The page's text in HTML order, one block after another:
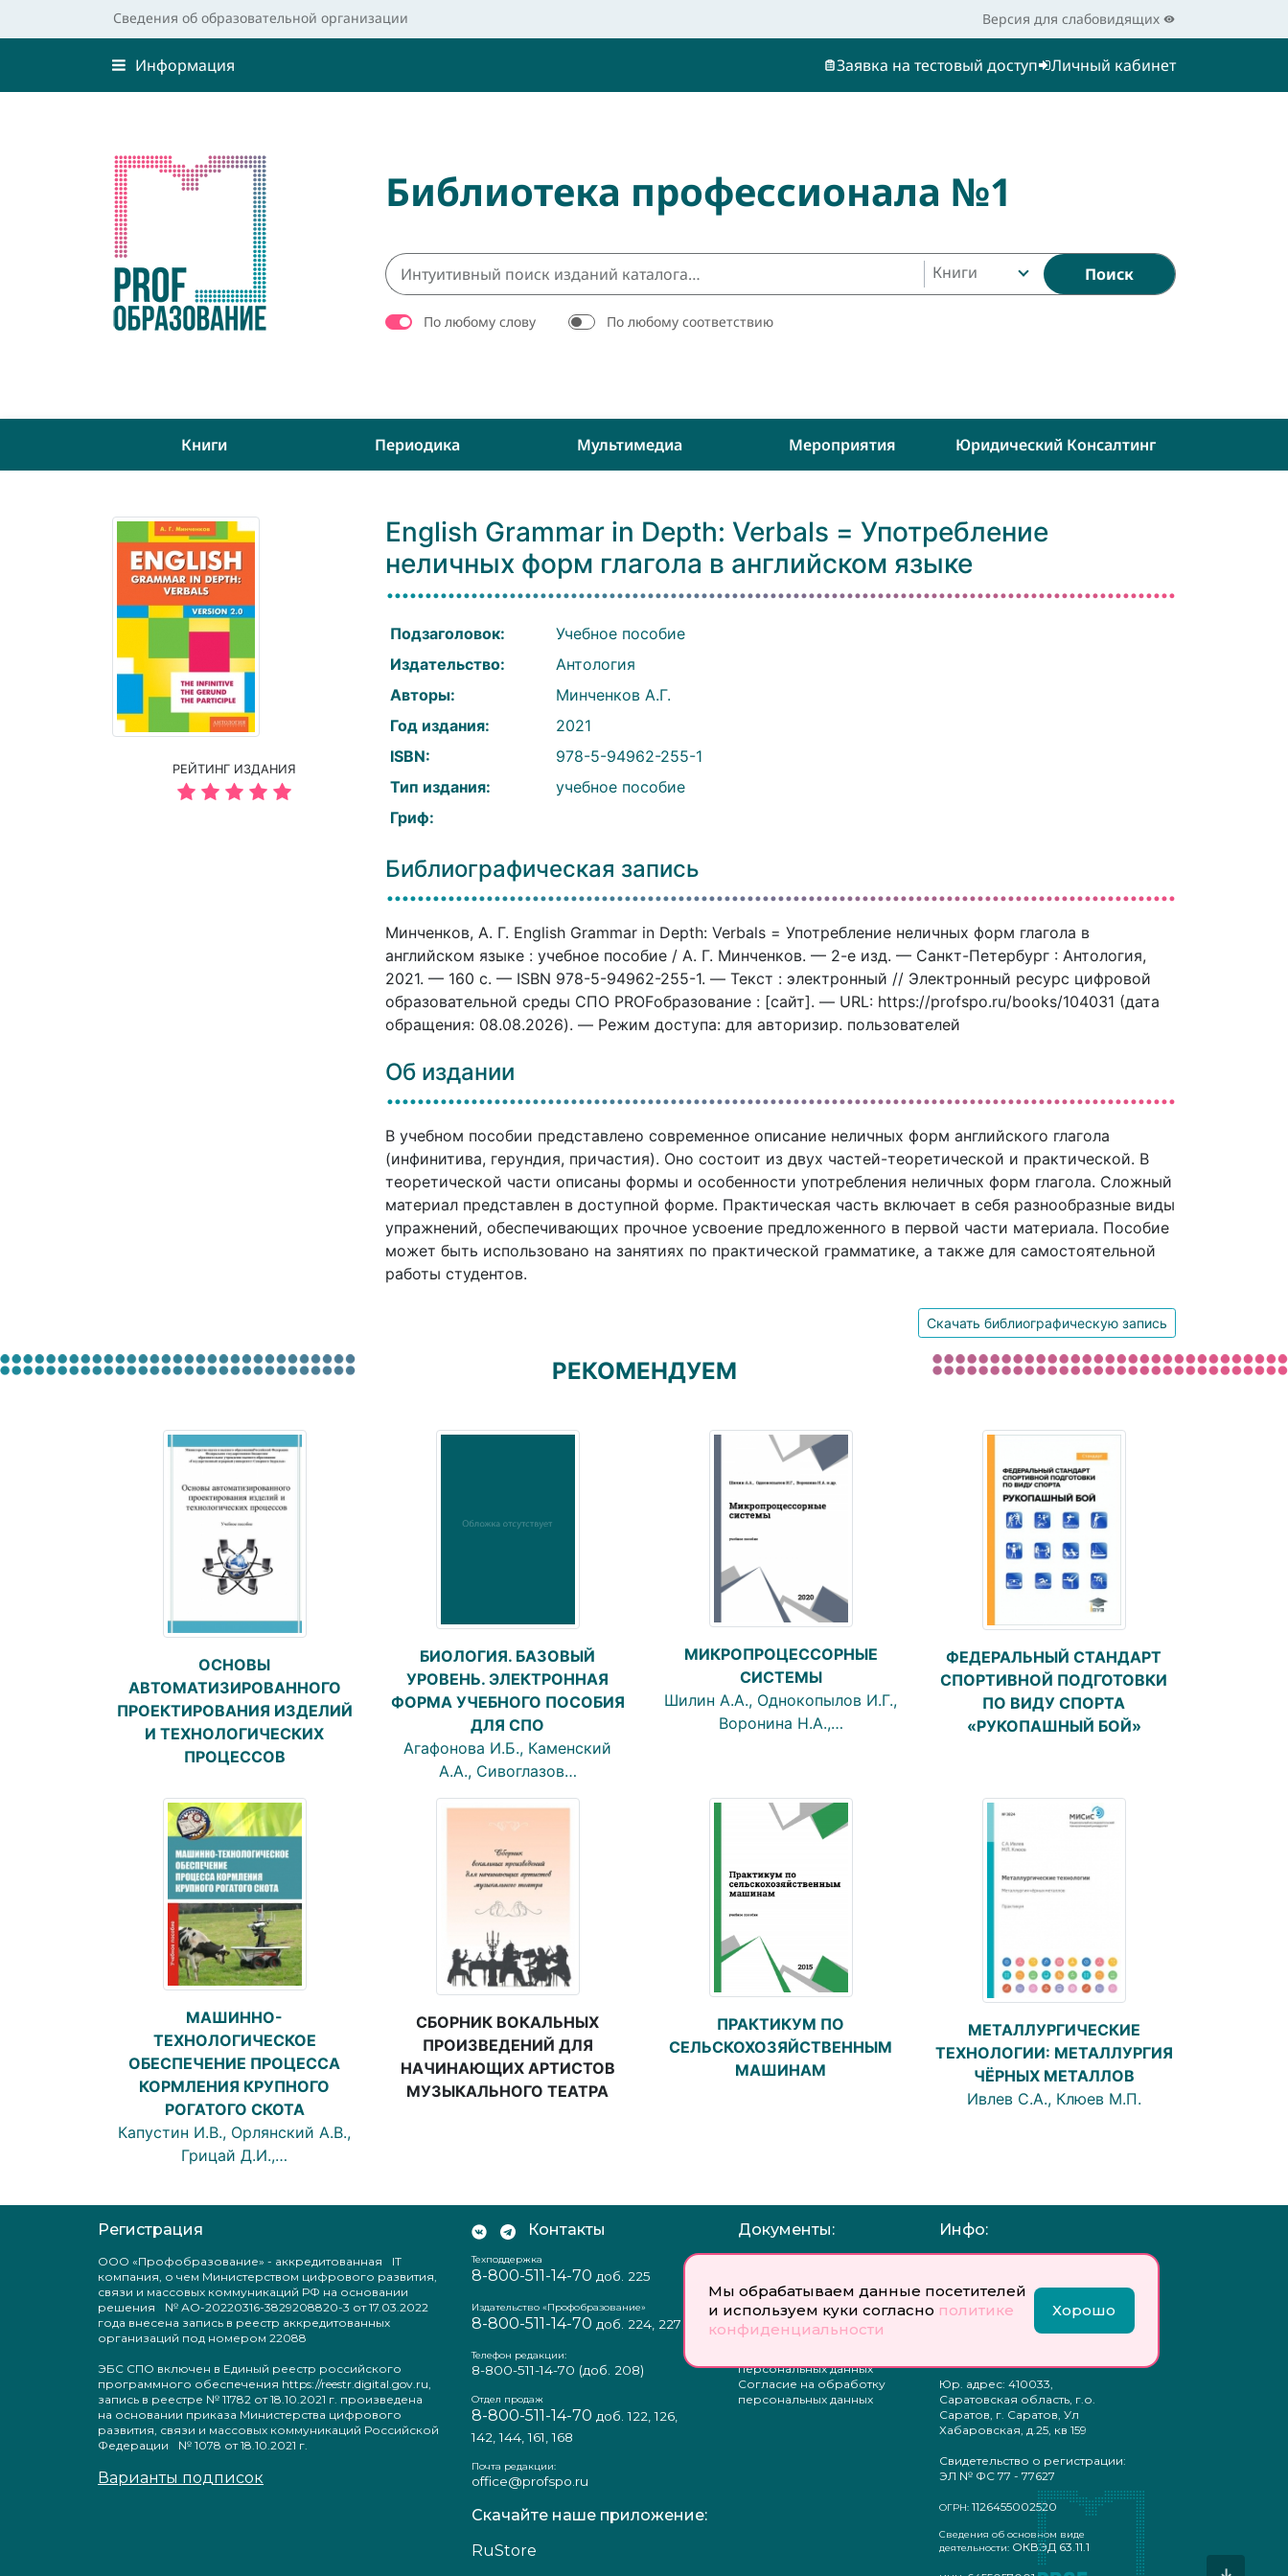
Мы обрабатываем данные посетителей
и используем куки согласно политике
конфиденциальности
Хорошо
Сведения об образовательной организации Версия для слабовидящих
Информация Заявка на тестовый доступ Личный кабинет
Библиотека профессионала №1
Книги Поиск
По любому слову По любому соответствию
Книги Периодика Мультимедиа Мероприятия Юридический Консалтинг
РЕЙТИНГ ИЗДАНИЯ
English Grammar in Depth: Verbals = Употребление
неличных форм глагола в английском языке
Подзаголовок:
Учебное пособие
Издательство:
Антология
Авторы:
Минченков А.Г.
Год издания:
2021
ISBN:
978-5-94962-255-1
Тип издания:
учебное пособие
Гриф:
Библиографическая запись
Минченков, А. Г. English Grammar in Depth: Verbals = Употребление неличных форм глагола в
английском языке : учебное пособие / А. Г. Минченков. — 2-е изд. — Санкт-Петербург : Антология,
2021. — 160 c. — ISBN 978-5-94962-255-1. — Текст : электронный // Электронный ресурс цифровой
образовательной среды СПО PROFобразование : [сайт]. — URL: https://profspo.ru/books/104031 (дата
обращения: 08.08.2026). — Режим доступа: для авторизир. пользователей
Об издании
В учебном пособии представлено современное описание неличных форм английского глагола
(инфинитива, герундия, причастия). Оно состоит из двух частей-теоретической и практической. В
теоретической части описаны формы и особенности употребления неличных форм глагола. Сложный
материал представлен в доступной форме. Практическая часть включает в себя разнообразные виды
упражнений, обеспечивающих прочное усвоение предложенного в первой части материала. Пособие
может быть использовано на занятиях по практической грамматике, а также для самостоятельной
работы студентов.
Скачать библиографическую запись
РЕКОМЕНДУЕМ
ОСНОВЫ
АВТОМАТИЗИРОВАННОГО
ПРОЕКТИРОВАНИЯ ИЗДЕЛИЙ
И ТЕХНОЛОГИЧЕСКИХ
ПРОЦЕССОВ
БИОЛОГИЯ. БАЗОВЫЙ
УРОВЕНЬ. ЭЛЕКТРОННАЯ
ФОРМА УЧЕБНОГО ПОСОБИЯ
ДЛЯ СПО
Агафонова И.Б., Каменский
А.А., Сивоглазов…
МИКРОПРОЦЕССОРНЫЕ
СИСТЕМЫ
Шилин А.А., Однокопылов И.Г.,
Воронина Н.А.,…
ФЕДЕРАЛЬНЫЙ СТАНДАРТ
СПОРТИВНОЙ ПОДГОТОВКИ
ПО ВИДУ СПОРТА
«РУКОПАШНЫЙ БОЙ»
МАШИННО-
ТЕХНОЛОГИЧЕСКОЕ
ОБЕСПЕЧЕНИЕ ПРОЦЕССА
КОРМЛЕНИЯ КРУПНОГО
РОГАТОГО СКОТА
Капустин И.В., Орлянский А.В.,
Грицай Д.И.,…
СБОРНИК ВОКАЛЬНЫХ
ПРОИЗВЕДЕНИЙ ДЛЯ
НАЧИНАЮЩИХ АРТИСТОВ
МУЗЫКАЛЬНОГО ТЕАТРА
ПРАКТИКУМ ПО
СЕЛЬСКОХОЗЯЙСТВЕННЫМ
МАШИНАМ
МЕТАЛЛУРГИЧЕСКИЕ
ТЕХНОЛОГИИ: МЕТАЛЛУРГИЯ
ЧЁРНЫХ МЕТАЛЛОВ
Ивлев С.А., Клюев М.П.
Регистрация
ООО «Профобразование» - аккредитованная IT
компания, о чем Министерством цифрового развития,
связи и массовых коммуникаций РФ на основании
решения № АО-20220316-3829208820-3 от 17.03.2022
года внесена запись в реестр аккредитованных
организаций под номером 22088
ЭБС СПО включен в Единый реестр российского
программного обеспечения https://reestr.digital.gov.ru,
запись в реестре № 11782 от 18.10.2021 г. произведена
на основании приказа Министерства цифрового
развития, связи и массовых коммуникаций Российской
Федерации № 1078 от 18.10.2021 г.
Варианты подписок
Контакты
Техподдержка
8-800-511-14-70 доб. 225
Издательство «Профобразование»
8-800-511-14-70 доб. 224, 227
Телефон редакции:
8-800-511-14-70 (доб. 208)
Отдел продаж
8-800-511-14-70 доб. 122, 126,
142, 144, 161, 168
Почта редакции:
office@profspo.ru
Скачайте наше приложение:
RuStore
Документы:
Пользовательское
соглашение
Политика
конфиденциальности
персональных данных
Согласие на обработку
персональных данных
Инфо:
ответственностью
«Профобразование»
Главный редактор: Богатырева
Юр. адрес: 410033,
Саратовская область, г.о.
Саратов, г. Саратов, Ул
Хабаровская, д.25, кв 159
Свидетельство о регистрации:
ЭЛ № ФС 77 - 77627
ОГРН: 1126455002520
Сведения об основном виде
деятельности: ОКВЭД 63.11.1